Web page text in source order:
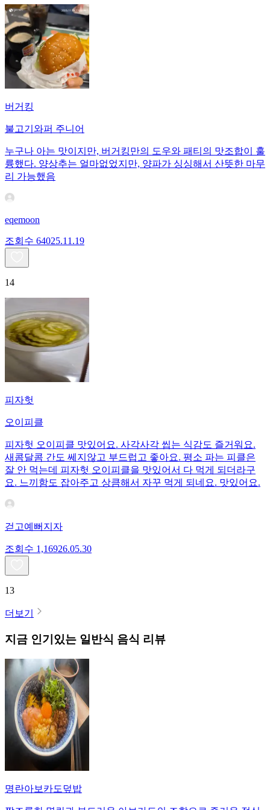
버거킹
불고기와퍼 주니어
누구나 아는 맛이지만, 버거킹만의 도우와 패티의 맛조합이 훌
륭했다. 양상추는 얼마없었지만, 양파가 싱싱해서 산뜻한 마무
리 가능했음
eqemoon
조회수 64025.11.19
14
피자헛
오이피클
피자헛 오이피클 맛있어요. 사각사각 씹는 식감도 즐거워요.
새콤달콤 간도 쎄지않고 부드럽고 좋아요. 평소 파는 피클은
잘 안 먹는데 피자헛 오이피클을 맛있어서 다 먹게 되더라구
요. 느끼함도 잡아주고 상큼해서 자꾸 먹게 되네요. 맛있어요.
걷고예뻐지자
조회수 1,16926.05.30
13
더보기
지금 인기있는 일반식 음식 리뷰
명란아보카도덮밥